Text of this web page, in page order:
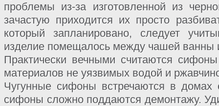
проблемы из-за изготовленной из
зачастую приходится их просто
который запланировано, следует
изделие помещалось между чашей ванны
Практически вечными считаются
материалов не уязвимых водой и
Чугунные сифоны встречаются в домах
сифоны сложно поддаются демонтажу.